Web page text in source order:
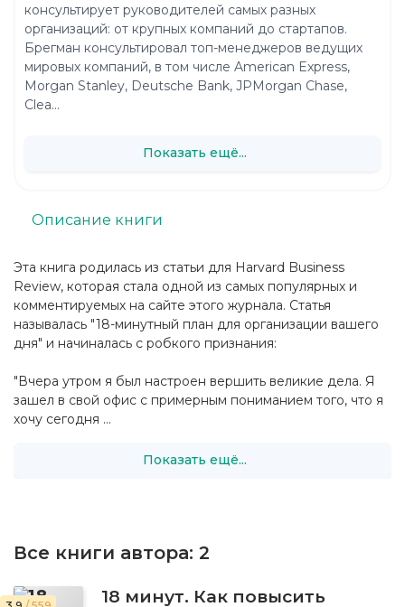
Эта книга родилась из статьи для Harvard Business
Review, которая стала одной из самых популярных и
комментируемых на сайте этого журнала. Статья
называлась "18-минутный план для организации вашего
дня" и начиналась с робкого признания:
"Вчера утром я был настроен вершить великие дела. Я
зашел в свой офис с примерным пониманием того, что я
хочу сегодня ...
Показать ещё...
Описание книги
Все книги автора: 2
18 минут. Как повысить
консультирует руководителей самых разных
организаций: от крупных компаний до стартапов.
Брегман консультировал топ-менеджеров ведущих
мировых компаний, в том числе American Express,
Morgan Stanley, Deutsche Bank, JPMorgan Chase,
Clea...
Показать ещё...